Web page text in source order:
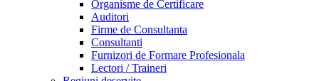
Organisme de Certificare
Auditori
Firme de Consultanta
Consultanti
Furnizori de Formare Profesionala
Lectori / Traineri